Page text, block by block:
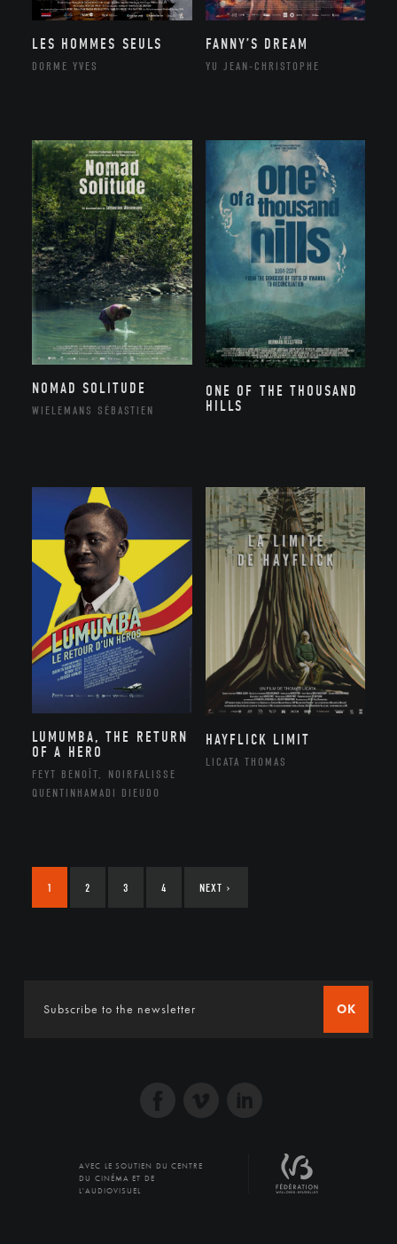
LES HOMMES SEULS
DORME YVES
FANNY’S DREAM
YU JEAN-CHRISTOPHE
NOMAD SOLITUDE
WIELEMANS SÉBASTIEN
ONE OF THE THOUSAND
HILLS
LUMUMBA, THE RETURN
OF A HERO
FEYT BENOÎT, NOIRFALISSE
QUENTINHAMADI DIEUDO
HAYFLICK LIMIT
LICATA THOMAS
1 2 3 4 NEXT ›
OK
AVEC LE SOUTIEN DU CENTRE
DU CINÉMA ET DE
L'AUDIOVISUEL